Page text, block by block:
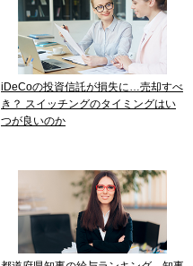
iDeCoの投資信託が損失に…売却すべ
き？ スイッチングのタイミングはい
つが良いのか